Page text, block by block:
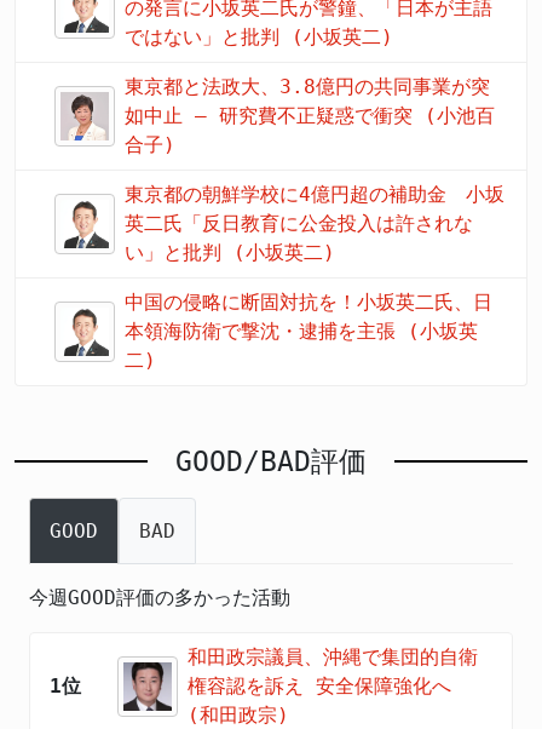
の発言に小坂英二氏が警鐘、「日本が主語
ではない」と批判 (小坂英二)
東京都と法政大、3.8億円の共同事業が突
如中止 – 研究費不正疑惑で衝突 (小池百
合子)
東京都の朝鮮学校に4億円超の補助金 小坂
英二氏「反日教育に公金投入は許されな
い」と批判 (小坂英二)
中国の侵略に断固対抗を！小坂英二氏、日
本領海防衛で撃沈・逮捕を主張 (小坂英
二)
GOOD/BAD評価
GOOD BAD
今週GOOD評価の多かった活動
1位
和田政宗議員、沖縄で集団的自衛
権容認を訴え 安全保障強化へ
(和田政宗)